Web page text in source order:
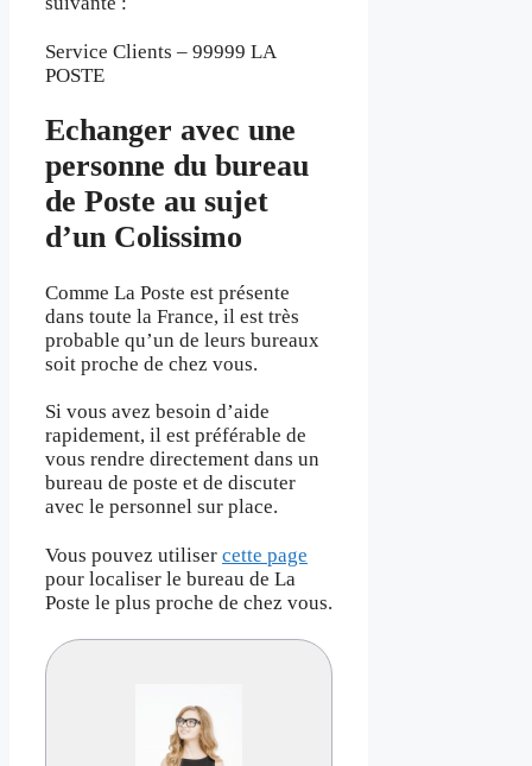
Service Clients – 99999 LA
POSTE
Echanger avec une
personne du bureau
de Poste au sujet
d’un Colissimo
Comme La Poste est présente
dans toute la France, il est très
probable qu’un de leurs bureaux
soit proche de chez vous.
Si vous avez besoin d’aide
rapidement, il est préférable de
vous rendre directement dans un
bureau de poste et de discuter
avec le personnel sur place.
Vous pouvez utiliser cette page
pour localiser le bureau de La
Poste le plus proche de chez vous.